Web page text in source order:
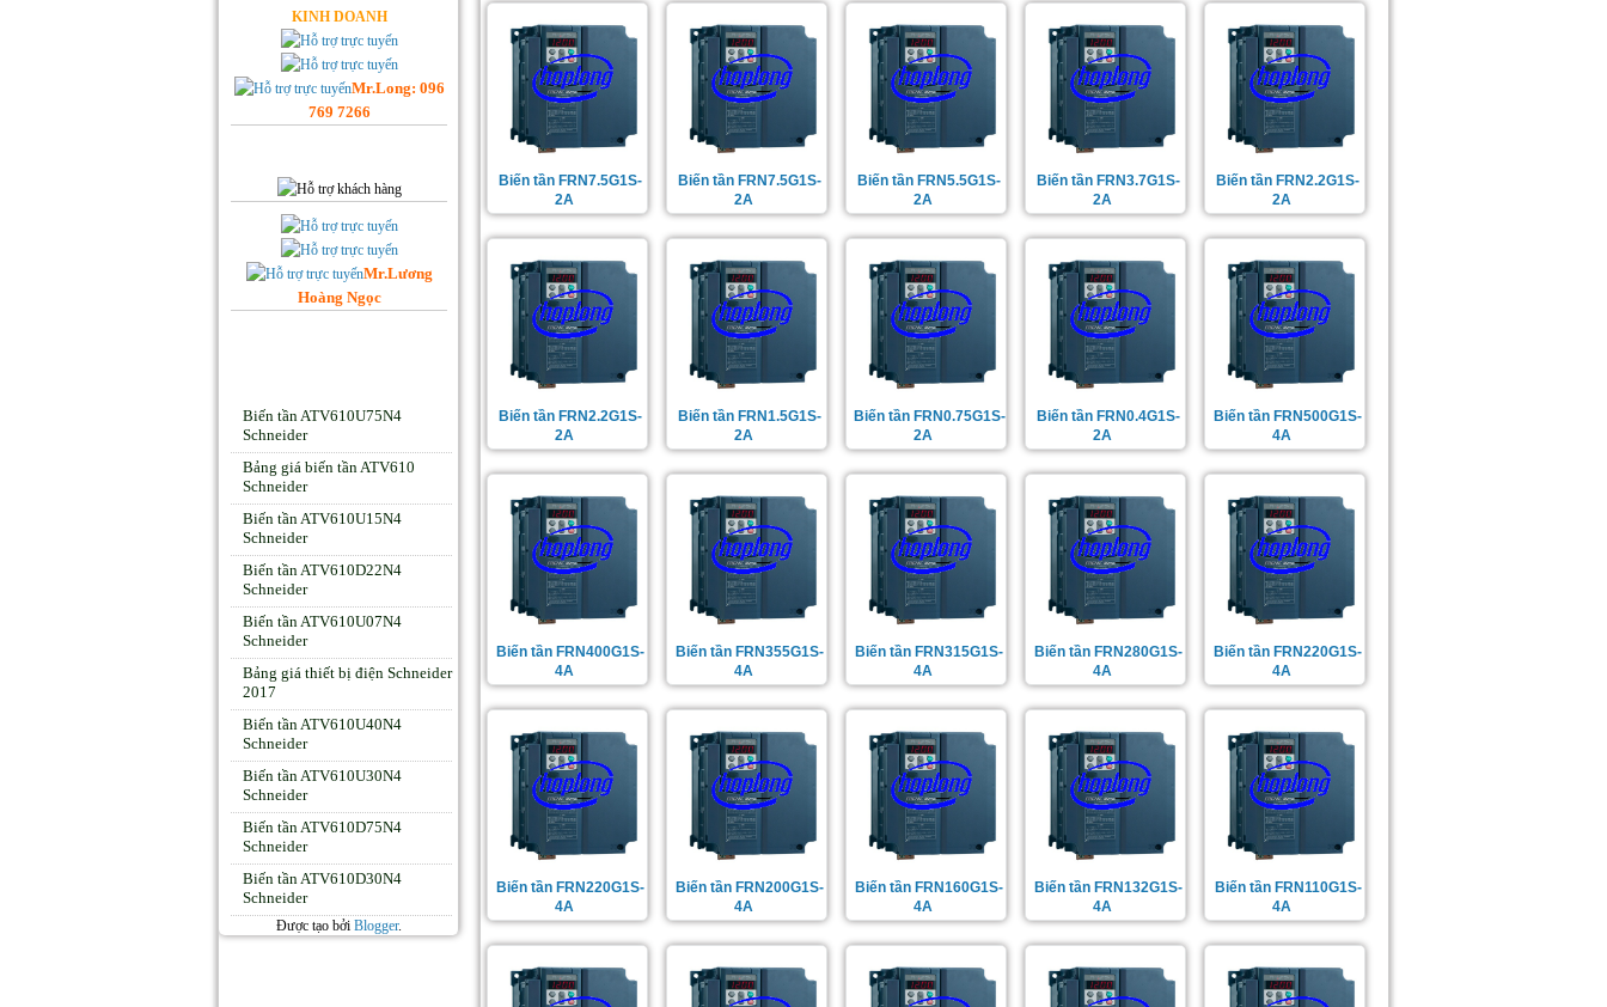
Biến tần FRN7.5G1S-
2A
Biến tần FRN7.5G1S-
2A
Biến tần FRN5.5G1S-
2A
Biến tần FRN3.7G1S-
2A
Biến tần FRN2.2G1S-
2A
Biến tần FRN2.2G1S-
2A
Biến tần FRN1.5G1S-
2A
Biến tần FRN0.75G1S-
2A
Biến tần FRN0.4G1S-
2A
Biến tần FRN500G1S-
4A
Biến tần FRN400G1S-
4A
Biến tần FRN355G1S-
4A
Biến tần FRN315G1S-
4A
Biến tần FRN280G1S-
4A
Biến tần FRN220G1S-
4A
Biến tần FRN220G1S-
4A
Biến tần FRN200G1S-
4A
Biến tần FRN160G1S-
4A
Biến tần FRN132G1S-
4A
Biến tần FRN110G1S-
4A
KINH DOANH
Mr.Long: 096
769 7266
Mr.Lương
Hoàng Ngọc
Biến tần ATV610U75N4
Schneider
Bảng giá biến tần ATV610
Schneider
Biến tần ATV610U15N4
Schneider
Biến tần ATV610D22N4
Schneider
Biến tần ATV610U07N4
Schneider
Bảng giá thiết bị điện Schneider
2017
Biến tần ATV610U40N4
Schneider
Biến tần ATV610U30N4
Schneider
Biến tần ATV610D75N4
Schneider
Biến tần ATV610D30N4
Schneider
Được tạo bởi Blogger.